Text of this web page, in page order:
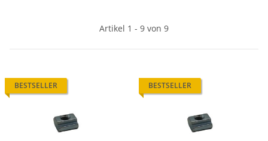
Artikel 1 - 9 von 9
BESTSELLER BESTSELLER